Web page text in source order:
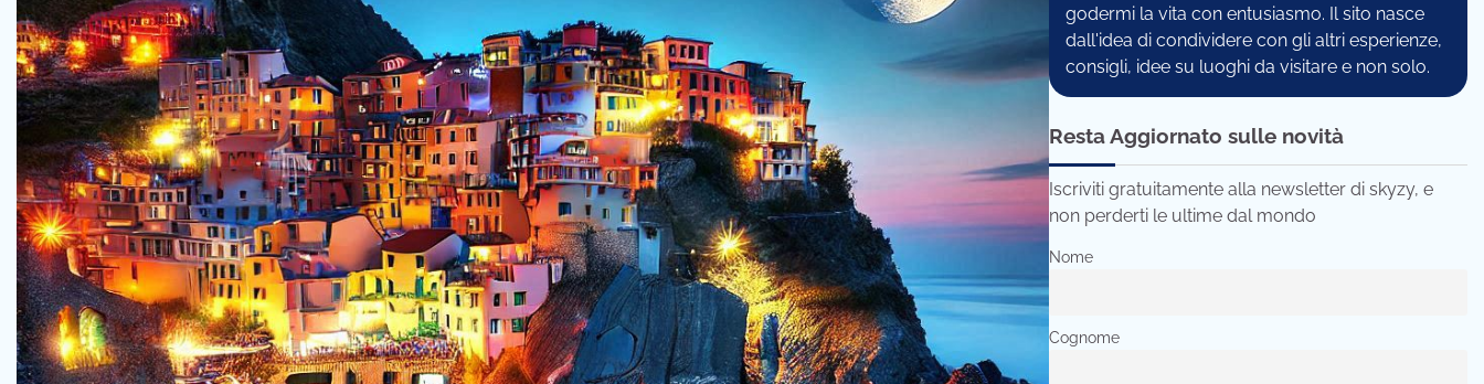
godermi la vita con entusiasmo. Il sito nasce
dall'idea di condividere con gli altri esperienze,
consigli, idee su luoghi da visitare e non solo.
Resta Aggiornato sulle novità
Iscriviti gratuitamente alla newsletter di skyzy, e
non perderti le ultime dal mondo
Nome
Cognome